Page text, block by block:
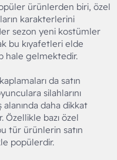
ürünlerden biri, özel
karakterlerini
sezon yeni kostümler
bu kıyafetleri elde
hale gelmektedir.
da satın
silahlarını
daha dikkat
Özellikle bazı özel
tür ürünlerin satın
popülerdir.